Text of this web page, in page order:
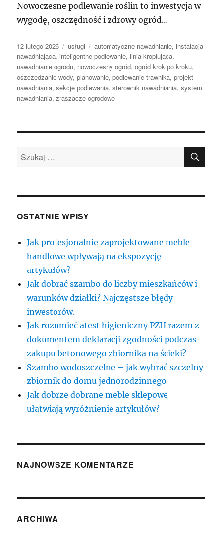
Nowoczesne podlewanie roślin to inwestycja w
wygodę, oszczędność i zdrowy ogród…
Data
publikacji
12 lutego 2026 Kategorie
usługi Tagi
automatyczne nawadnianie,instalacja
nawadniająca,inteligentne podlewanie, linia kroplująca,
nawadnianie ogrodu, nowoczesny ogród,ogród krok po kroku,
oszczędzanie wody,planowanie,podlewanie trawnika,projekt
nawadniania,sekcje podlewania,sterownik nawadniania,system
nawadniania,zraszacze ogrodowe
Szukaj:
OSTATNIE WPISY
Jak profesjonalnie zaprojektowane meble
handlowe wpływają na ekspozycję
artykułów?
Jak dobrać szambo do liczby mieszkańców i
warunków działki? Najczęstsze błędy
inwestorów.
Jak rozumieć atest higieniczny PZH razem z
dokumentem deklaracji zgodności podczas
zakupu betonowego zbiornika na ścieki?
Szambo wodoszczelne – jak wybrać szczelny
zbiornik do domu jednorodzinnego
Jak dobrze dobrane meble sklepowe
ułatwiają wyróżnienie artykułów?
NAJNOWSZE KOMENTARZE
ARCHIWA